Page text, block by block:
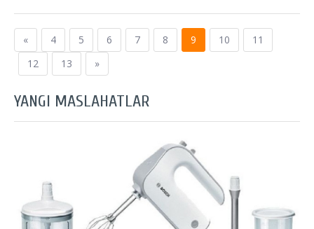
« 4 5 6 7 8 9 10
11
12
13 »
YANGI MASLAHATLAR